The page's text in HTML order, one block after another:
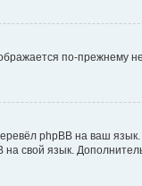
по-
phpBB на ваш
на свой язык.